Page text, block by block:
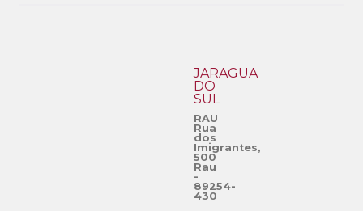
JARAGUÁ
DO
SUL
RAU
Rua
dos
Imigrantes,
500
Rau
-
89254-
430